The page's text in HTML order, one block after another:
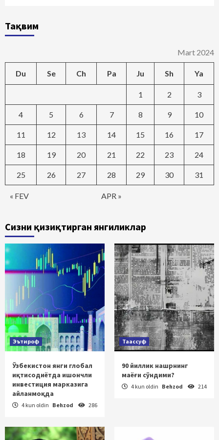
Тақвим
Mart 2024
Du Se Ch Pa Ju Sh Ya
« FEV APR »
1 2 3
4 5 6 7 8 9 10
11 12 13 14 15 16 17
18 19 20 21 22 23 24
25 26 27 28 29 30 31
Сизни қизиқтирган янгиликлар
Эътироф
Ўзбекистон янги глобал
иқтисодиётда ишончли
инвестиция марказига
айланмоқда
4 kun oldin Behzod 286
Таассуф
90 йиллик нашрнинг
маёғи сўндими?
4 kun oldin Behzod 214